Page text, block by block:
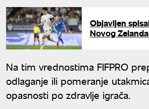
Objavljen
Novog
Na tim vrednostima FIFPRO
odlaganje ili pomeranje
opasnosti po zdravlje igrača.